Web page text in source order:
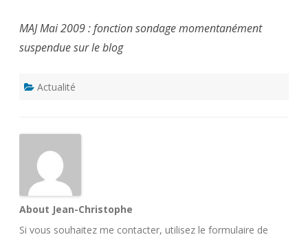
MAJ Mai 2009 : fonction sondage momentanément
suspendue sur le blog
Actualité
About Jean-Christophe
Si vous souhaitez me contacter, utilisez le formulaire de